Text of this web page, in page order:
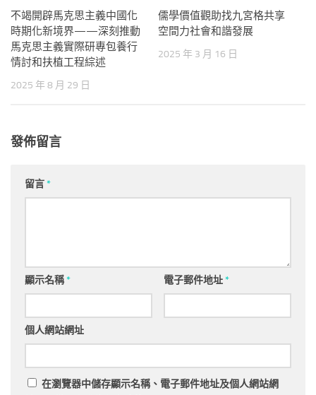
不竭開辟馬克思主義中國化
時期化新境界——深刻推動
馬克思主義實際研專包養行
情討和扶植工程綜述
2025 年 8 月 29 日
儒學價值觀助找九宮格共享
空間力社會和諧發展
2025 年 3 月 16 日
發佈留言
留言*
顯示名稱* 電子郵件地址*
個人網站網址
在瀏覽器中儲存顯示名稱、電子郵件地址及個人網站網